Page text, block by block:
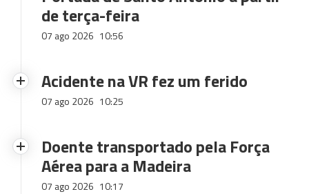
de terça-feira
07 ago 2026 10:56
Acidente na VR fez um ferido
07 ago 2026 10:25
Doente transportado pela Força
Aérea para a Madeira
07 ago 2026 10:17